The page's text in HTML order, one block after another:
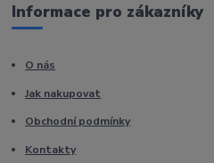
Informace pro zákazníky
O nás
Jak nakupovat
Obchodní podmínky
Kontakty